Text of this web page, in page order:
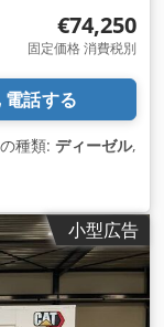
€74,250
固定価格 消費税別
電話する
種類: ディーゼル,
小型広告